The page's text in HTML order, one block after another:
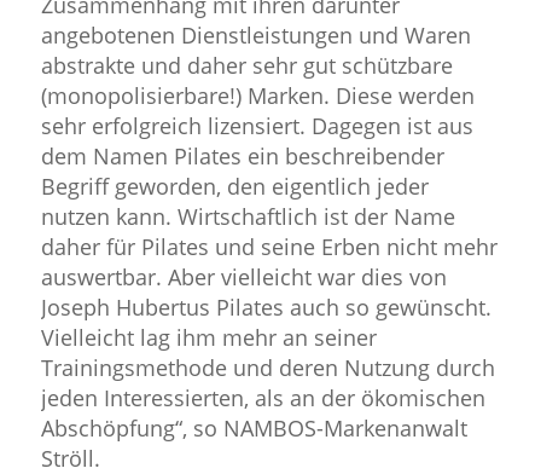
angebotenen Dienstleistungen und Waren
abstrakte und daher sehr gut schützbare
(monopolisierbare!) Marken. Diese werden
sehr erfolgreich lizensiert. Dagegen ist aus
dem Namen Pilates ein beschreibender
Begriff geworden, den eigentlich jeder
nutzen kann. Wirtschaftlich ist der Name
daher für Pilates und seine Erben nicht mehr
auswertbar. Aber vielleicht war dies von
Joseph Hubertus Pilates auch so gewünscht.
Vielleicht lag ihm mehr an seiner
Trainingsmethode und deren Nutzung durch
jeden Interessierten, als an der ökomischen
Abschöpfung“, so NAMBOS-Markenanwalt
Ströll.